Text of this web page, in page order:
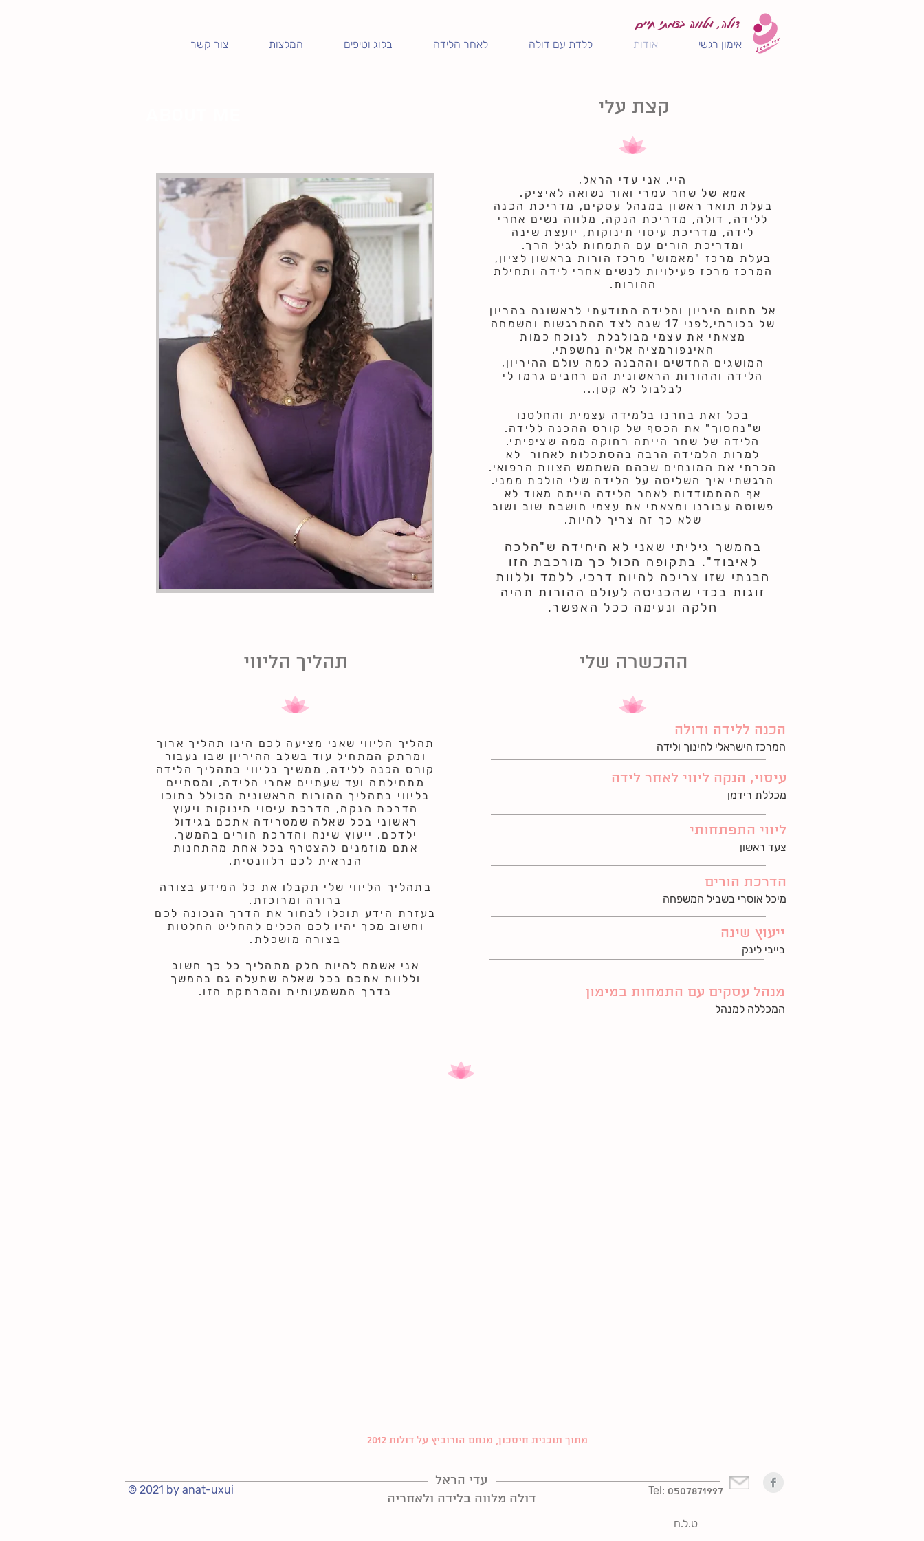
דולה, מלווה בצמתי חיים
אימון רגשי אודות ללדת עם דולה לאחר הלידה בלוג וטיפים המלצות צור קשר
קצת עלי
היי, אני עדי הראל,
אמא של שחר עמרי ואור נשואה לאיציק.
בעלת תואר ראשון במנהל עסקים, מדריכת הכנה
ללידה , דולה , מדריכת הנקה , מלווה נשים אחרי
לידה , מדריכת עיסוי תינוקות, יועצת שינה
ומדריכת הורים עם התמחות לגיל הרך.
בעלת מרכז "מאמוש" מרכז הורות בראשון לציון,
המרכז מרכז פעילויות לנשים אחרי לידה ותחילת
ההורות.
אל תחום היריון והלידה התודעתי לראשונה בהריון
של בכורתי,לפני 17 שנה לצד ההתרגשות והשמחה
מצאתי את עצמי מבולבלת לנוכח כמות
האינפורמציה אליה נחשפתי.
המושגים החדשים וההבנה כמה עולם ההיריון,
הלידה וההורות הראשונית הם רחבים גרמו לי
לבלבול לא קטן...
בכל זאת בחרנו בלמידה עצמית והחלטנו
ש"נחסוך" את הכסף של קורס ההכנה ללידה.
הלידה של שחר הייתה רחוקה ממה שציפיתי.
למרות הלמידה הרבה בהסתכלות לאחור לא
הכרתי את המונחים שבהם השתמש הצוות הרפואי.
הרגשתי איך השליטה על הלידה שלי הולכת ממני.
אף ההתמודדות לאחר הלידה הייתה מאוד לא
פשוטה עבורנו ומצאתי את עצמי חושבת שוב ושוב
שלא כך זה צריך להיות.
בהמשך גיליתי שאני לא היחידה ש"הלכה
לאיבוד". בתקופה הכול כך מורכבת הזו
הבנתי שזו צריכה להיות דרכי, ללמד וללוות
זוגות בכדי שהכניסה לעולם ההורות תהיה
חלקה ונעימה ככל האפשר.
תהליך הליווי
תהליך הליווי שאני מציעה לכם הינו תהליך ארוך
ומרתק המתחיל עוד בשלב ההיריון שבו נעבור
קורס הכנה ללידה, ממשיך בליווי בתהליך הלידה
מתחילתה ועד שעתיים אחרי הלידה, ומסתיים
בליווי בתהליך ההורות הראשונית הכולל בתוכו
הדרכת הנקה, הדרכת עיסוי תינוקות ויעוץ
ראשוני בכל שאלה שמטרידה אתכם בגידול
ילדכם, ייעוץ שינה והדרכת הורים בהמשך.
אתם מוזמנים להצטרף בכל אחת מהתחנות
הנראית לכם רלוונטית.
בתהליך הליווי שלי תקבלו את כל המידע בצורה
ברורה ומרוכזת.
בעזרת הידע תוכלו לבחור את הדרך הנכונה לכם
וחשוב מכך יהיו לכם הכלים להחליט החלטות
בצורה מושכלת.
אני אשמח להיות חלק מתהליך כל כך חשוב
וללוות אתכם בכל שאלה שתעלה גם בהמשך
בדרך המשמעותית והמרתקת הזו.
ההכשרה שלי
הכנה ללידה ודולה
המרכז הישראלי לחינוך ולידה
עיסוי, הנקה ליווי לאחר לידה
מכללת רידמן
ליווי התפתחותי
צעד ראשון
הדרכת הורים
מיכל אוסרי בשביל המשפחה
ייעוץ שינה
בייבי לינק
מנהל עסקים עם התמחות במימון
המכללה למנהל
מתוך תוכנית חיסכון, מנחם הורוביץ על דולות 2012
© 2021 by anat-uxui
עדי הראל
דולה מלווה בלידה ולאחריה
Tel: 0507871997
ט.ל.ח